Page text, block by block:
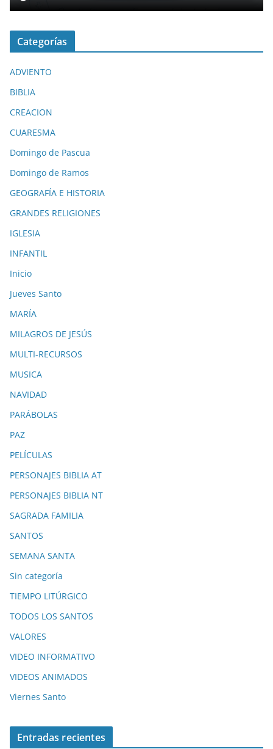
Categorías
ADVIENTO
BIBLIA
CREACION
CUARESMA
Domingo de Pascua
Domingo de Ramos
GEOGRAFÍA E HISTORIA
GRANDES RELIGIONES
IGLESIA
INFANTIL
Inicio
Jueves Santo
MARÍA
MILAGROS DE JESÚS
MULTI-RECURSOS
MUSICA
NAVIDAD
PARÁBOLAS
PAZ
PELÍCULAS
PERSONAJES BIBLIA AT
PERSONAJES BIBLIA NT
SAGRADA FAMILIA
SANTOS
SEMANA SANTA
Sin categoría
TIEMPO LITÚRGICO
TODOS LOS SANTOS
VALORES
VIDEO INFORMATIVO
VIDEOS ANIMADOS
Viernes Santo
Entradas recientes